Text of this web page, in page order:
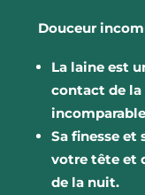
Douceur
La laine est
contact de la
Sa finesse et
votre tête et
de la nuit.